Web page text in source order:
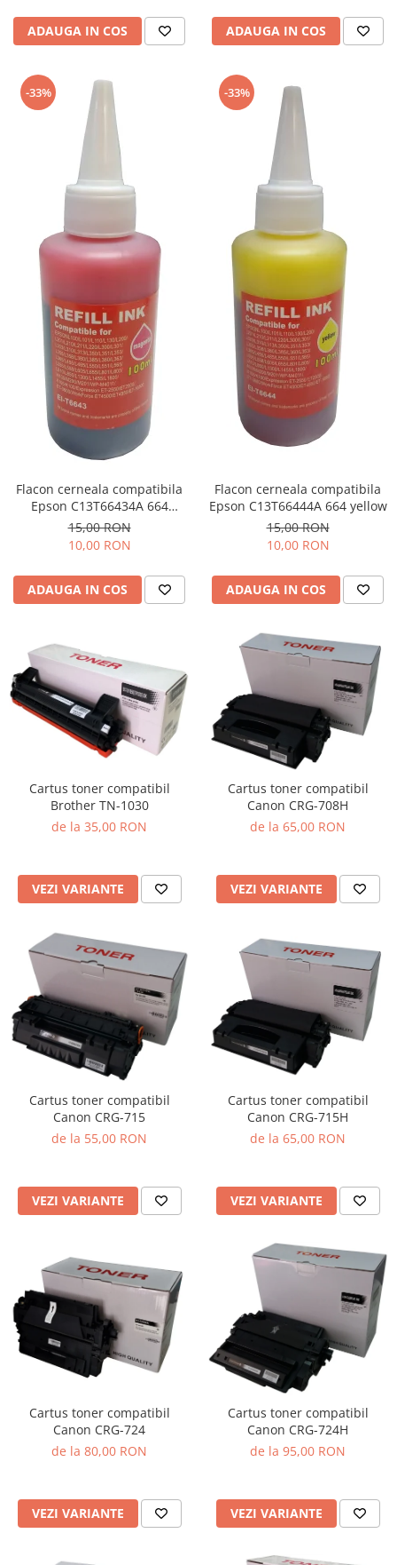
ADAUGA IN COS ADAUGA IN COS
-33%
Flacon cerneala compatibila
Epson C13T66434A 664
magenta
15,00 RON
10,00 RON
ADAUGA IN COS
-33%
Flacon cerneala compatibila
Epson C13T66444A 664 yellow
15,00 RON
10,00 RON
ADAUGA IN COS
Cartus toner compatibil
Brother TN-1030
de la 35,00 RON
VEZI VARIANTE
Cartus toner compatibil
Canon CRG-708H
de la 65,00 RON
VEZI VARIANTE
Cartus toner compatibil
Canon CRG-715
de la 55,00 RON
VEZI VARIANTE
Cartus toner compatibil
Canon CRG-715H
de la 65,00 RON
VEZI VARIANTE
Cartus toner compatibil
Canon CRG-724
de la 80,00 RON
VEZI VARIANTE
Cartus toner compatibil
Canon CRG-724H
de la 95,00 RON
VEZI VARIANTE